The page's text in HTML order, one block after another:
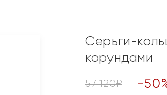
Серьги-
корундами
57 120₽ -50